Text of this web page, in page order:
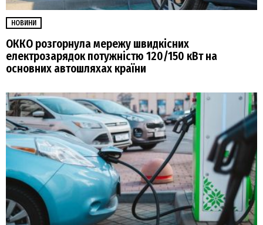
НОВИНИ
ОККО розгорнула мережу швидкісних
електрозарядок потужністю 120/150 кВт на
основних автошляхах країни